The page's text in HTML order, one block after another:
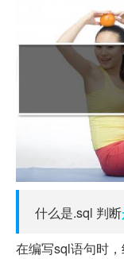
什么是.sql 判断
在编写sql语句时